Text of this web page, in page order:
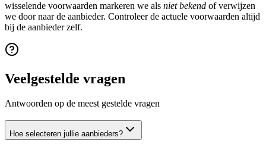
wisselende voorwaarden markeren we als niet bekend of verwijzen
we door naar de aanbieder. Controleer de actuele voorwaarden altijd
bij de aanbieder zelf.
Veelgestelde vragen
Antwoorden op de meest gestelde vragen
Hoe selecteren jullie aanbieders?